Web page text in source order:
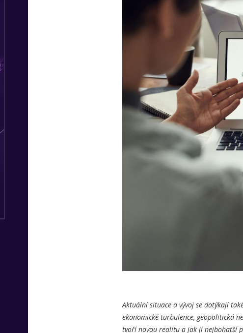
Aktuální situace a vývoj se dotýkají
ekonomické turbulence, geopolitická
tvoří novou realitu a jak jí nejbohatší